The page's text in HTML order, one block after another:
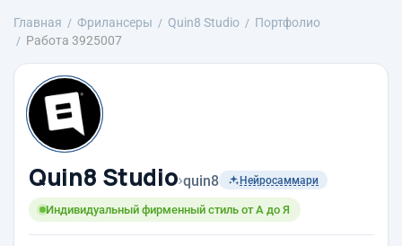
Главная Фрилансеры Quin8 Studio
Портфолио
Работа 3925007
Quin8 Studio›quin8 Нейросаммари
Индивидуальный фирменный стиль от А до Я